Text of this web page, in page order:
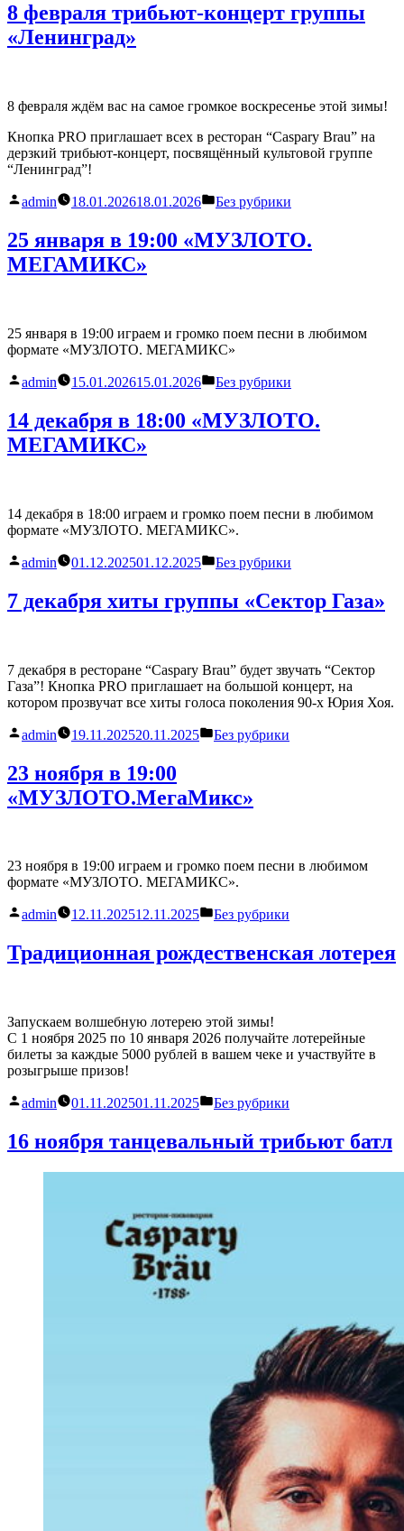
8 февраля трибьют-концерт группы
«Ленинград»
8 февраля ждём вас на самое громкое воскресенье этой зимы!
Кнопка PRO приглашает всех в ресторан “Caspary Brau” на
дерзкий трибьют-концерт, посвящённый культовой группе
“Ленинград”!
Написано
admin 18.01.202618.01.2026
Написано
Без рубрики
25 января в 19:00 «МУЗЛОТО.
МЕГАМИКС»
25 января в 19:00 играем и громко поем песни в любимом
формате «МУЗЛОТО. МЕГАМИКС»
Написано
admin 15.01.202615.01.2026
Написано
Без рубрики
14 декабря в 18:00 «МУЗЛОТО.
МЕГАМИКС»
14 декабря в 18:00 играем и громко поем песни в любимом
формате «МУЗЛОТО. МЕГАМИКС».
Написано
admin 01.12.202501.12.2025
Написано
Без рубрики
7 декабря хиты группы «Сектор Газа»
7 декабря в ресторане “Caspary Brau” будет звучать “Сектор
Газа”! Кнопка PRO приглашает на большой концерт, на
котором прозвучат все хиты голоса поколения 90-х Юрия Хоя.
Написано
admin 19.11.202520.11.2025
Написано
Без рубрики
23 ноября в 19:00
«МУЗЛОТО.МегаМикс»
23 ноября в 19:00 играем и громко поем песни в любимом
формате «МУЗЛОТО. МЕГАМИКС».
Написано
admin 12.11.202512.11.2025
Написано
Без рубрики
Традиционная рождественская лотерея
Запускаем волшебную лотерею этой зимы!
С 1 ноября 2025 по 10 января 2026 получайте лотерейные
билеты за каждые 5000 рублей в вашем чеке и участвуйте в
розыгрыше призов!
Написано
admin 01.11.202501.11.2025
Написано
Без рубрики
16 ноября танцевальный трибьют батл